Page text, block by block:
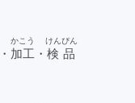
・ 加工
かこう
・ 検品
けんぴん